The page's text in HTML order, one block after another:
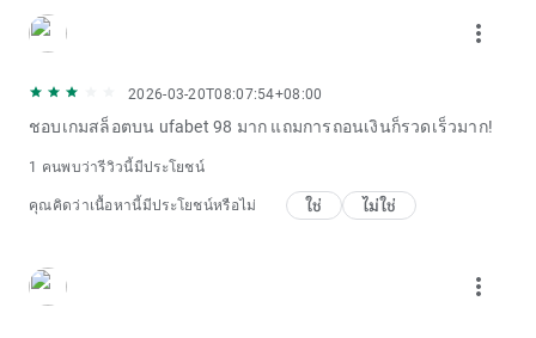
more_vert
2026-03-20T08:07:54+08:00
ชอบเกมสล็อตบน ufabet 98 มาก แถมการถอนเงินก็รวดเร็วมาก!
1 คนพบว่ารีวิวนี้มีประโยชน์
คุณคิดว่าเนื้อหานี้มีประโยชน์หรือไม่ ใช่ ไม่ใช่
more_vert